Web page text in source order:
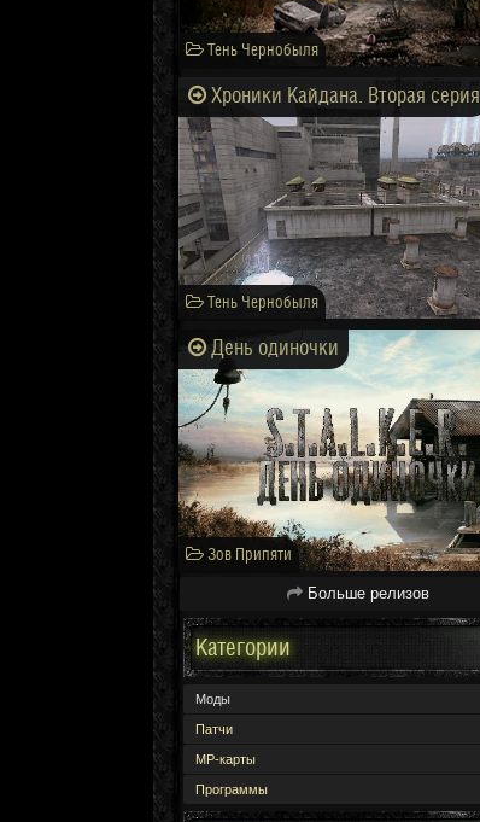
Тень Чернобыля
Хроники Кайдана. Вторая серия
Тень Чернобыля
День одиночки
Зов Припяти
Больше релизов
Категории
Моды
Патчи
МР-карты
Программы